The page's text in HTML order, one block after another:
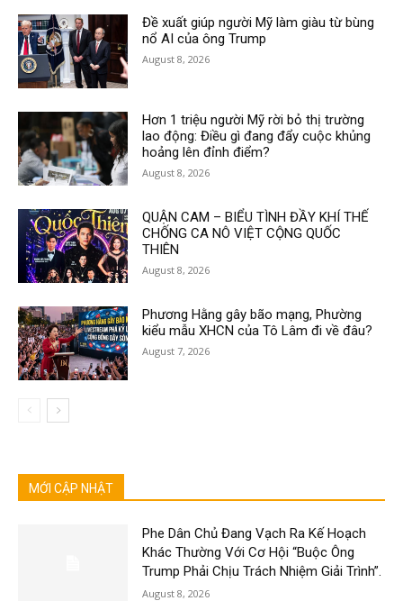
Đề xuất giúp người Mỹ làm giàu từ bùng
nổ AI của ông Trump
August 8, 2026
Hơn 1 triệu người Mỹ rời bỏ thị trường
lao động: Điều gì đang đẩy cuộc khủng
hoảng lên đỉnh điểm?
August 8, 2026
QUẬN CAM – BIỂU TÌNH ĐẦY KHÍ THẾ
CHỐNG CA NÔ VIỆT CỘNG QUỐC
THIÊN
August 8, 2026
Phương Hằng gây bão mạng, Phường
kiểu mẫu XHCN của Tô Lâm đi về đâu?
August 7, 2026
MỚI CẬP NHẬT
Phe Dân Chủ Đang Vạch Ra Kế Hoạch
Khác Thường Với Cơ Hội “Buộc Ông
Trump Phải Chịu Trách Nhiệm Giải Trình”.
August 8, 2026